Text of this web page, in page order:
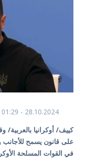
28.10.2024 - 01:29
كييف/ أوكرانيا بالعربية/
على قانون يسمح
في القوات المسلحة